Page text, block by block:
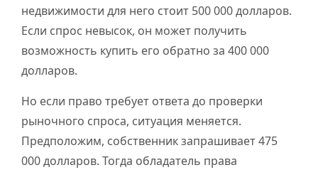
недвижимости для него стоит 500 000 долларов.
Если спрос невысок, он может получить
возможность купить его обратно за 400 000
долларов.
Но если право требует ответа до проверки
рыночного спроса, ситуация меняется.
Предположим, собственник запрашивает 475
000 долларов. Тогда обладатель права